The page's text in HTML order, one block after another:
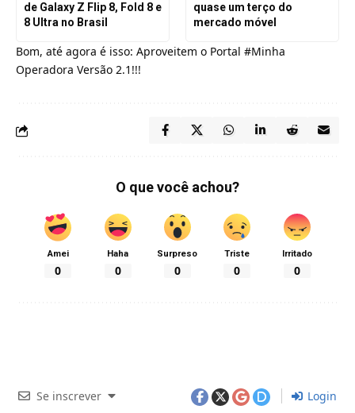
de Galaxy Z Flip 8, Fold 8 e
8 Ultra no Brasil
quase um terço do
mercado móvel
Bom, até agora é isso: Aproveitem o Portal #Minha
Operadora Versão 2.1!!!
O que você achou?
Amei
0
Haha
0
Surpreso
0
Triste
0
Irritado
0
Se inscrever Login